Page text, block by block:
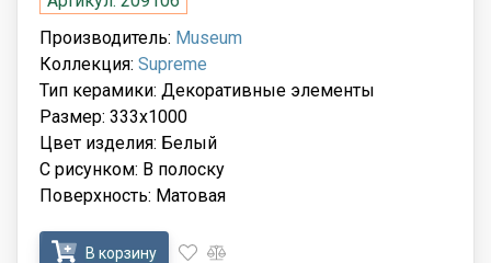
Производитель: Museum
Коллекция: Supreme
Тип керамики: Декоративные элементы
Размер: 333x1000
Цвет изделия: Белый
С рисунком: В полоску
Поверхность: Матовая
В корзину